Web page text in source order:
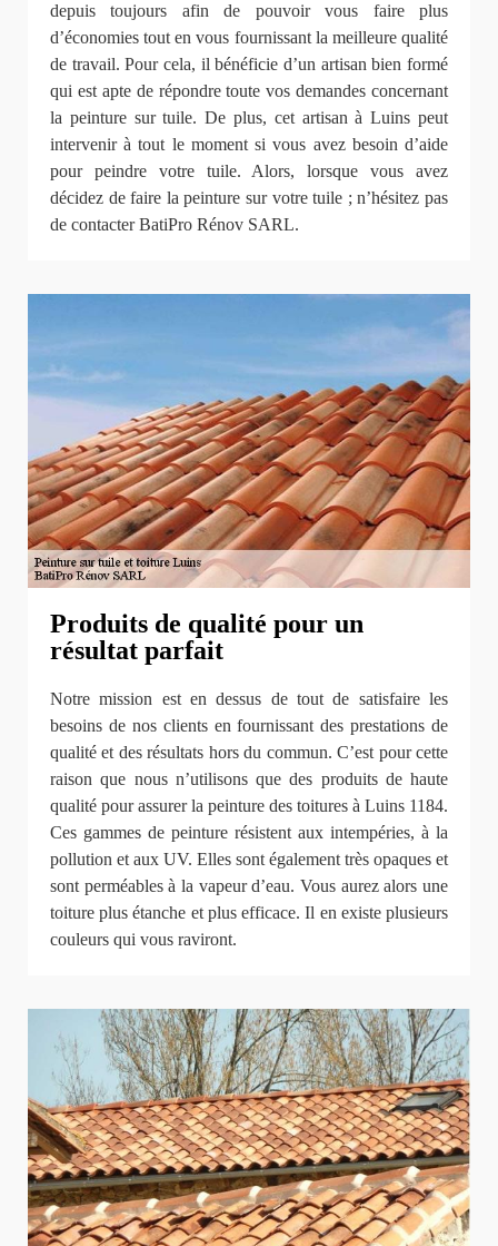
depuis toujours afin de pouvoir vous faire plus
d’économies tout en vous fournissant la meilleure qualité
de travail. Pour cela, il bénéficie d’un artisan bien formé
qui est apte de répondre toute vos demandes concernant
la peinture sur tuile. De plus, cet artisan à Luins peut
intervenir à tout le moment si vous avez besoin d’aide
pour peindre votre tuile. Alors, lorsque vous avez
décidez de faire la peinture sur votre tuile ; n’hésitez pas
de contacter BatiPro Rénov SARL.
Produits de qualité pour un
résultat parfait
Notre mission est en dessus de tout de satisfaire les
besoins de nos clients en fournissant des prestations de
qualité et des résultats hors du commun. C’est pour cette
raison que nous n’utilisons que des produits de haute
qualité pour assurer la peinture des toitures à Luins 1184.
Ces gammes de peinture résistent aux intempéries, à la
pollution et aux UV. Elles sont également très opaques et
sont perméables à la vapeur d’eau. Vous aurez alors une
toiture plus étanche et plus efficace. Il en existe plusieurs
couleurs qui vous raviront.